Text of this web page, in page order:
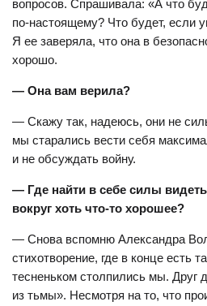
вопросов. Спрашивала: «А что
по-настоящему? Что будет, если
Я ее заверяла, что она в
хорошо.
— Она вам верила?
— Скажу так, надеюсь, они не
мы старались вести себя
и не обсуждать войну.
— Где найти в себе силы
вокруг хоть что-то хорошее?
— Снова вспомню Александра
стихотворение, где в конце есть
тесненьком столпились мы. Друг
из тьмы». Несмотря на то, что